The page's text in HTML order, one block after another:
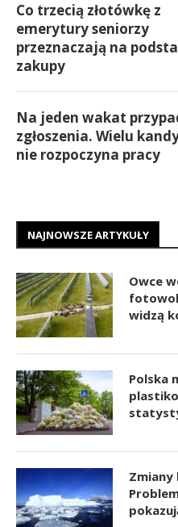
Co trzecią złotówkę z
emerytury seniorzy
przeznaczają na
zakupy
Na jeden wakat
zgłoszenia. Wielu
nie rozpoczyna pracy
NAJNOWSZE ARTYKUŁY
Owce
widzą
Polska
Zmiany